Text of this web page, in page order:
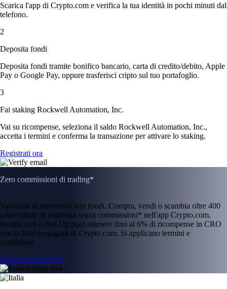
Scarica l'app di Crypto.com e verifica la tua identità in pochi minuti dal
telefono.
2
Deposita fondi
Deposita fondi tramite bonifico bancario, carta di credito/debito, Apple
Pay o Google Pay, oppure trasferisci cripto sul tuo portafoglio.
3
Fai staking Rockwell Automation, Inc.
Vai su ricompense, seleziona il saldo Rockwell Automation, Inc.,
accetta i termini e conferma la transazione per attivare lo staking.
Registrati ora
Zero commissioni di trading*
Valorizza al massimo i tuoi fondi. Compra, vendi o scambia oltre 400
criptovalute di tendenza senza commissioni* nell'app Crypto.com.
Inoltre, con Level Up puoi ottenere fino al 6% di ricompense in CRO
con la Visa prepagata di Crypto.com. Si applicano termini e
condizioni.
Unisciti a Level Up